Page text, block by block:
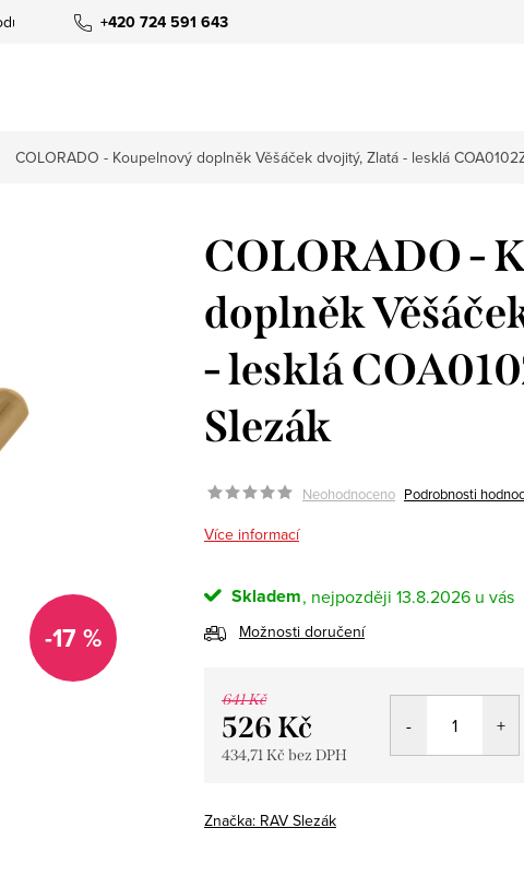
+420 724 591 643
COLORADO - Koupelnový doplněk Věšáček dvojitý, Zlatá - lesklá
-17 %
COLORADO -
doplněk
- lesklá
Slezák
Neohodnoceno Podrobnosti
Více informací
Skladem 13.8.2026
Možnosti doručení
641 Kč
526 Kč
434,71 Kč bez DPH
Značka: RAV Slezák